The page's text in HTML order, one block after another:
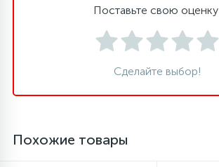
Сливные фильтры
Поставьте свою
Сделайте выбор!
Похожие товары